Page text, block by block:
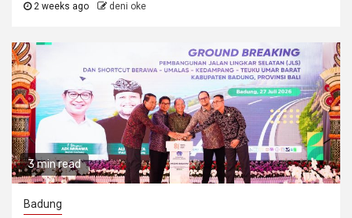
2 weeks ago deni oke
3 min read
Badung